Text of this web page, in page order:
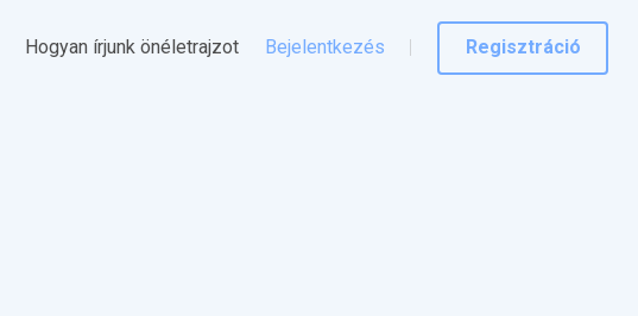
Hogyan írjunk önéletrajzot Bejelentkezés Regisztráció